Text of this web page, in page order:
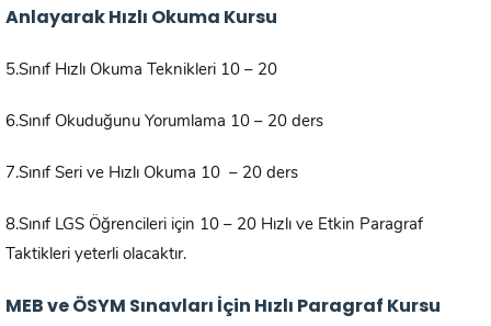
Anlayarak Hızlı Okuma Kursu
5.Sınıf Hızlı Okuma Teknikleri 10 – 20
6.Sınıf Okuduğunu Yorumlama 10 – 20 ders
7.Sınıf Seri ve Hızlı Okuma 10 – 20 ders
8.Sınıf LGS Öğrencileri için 10 – 20 Hızlı ve Etkin Paragraf
Taktikleri yeterli olacaktır.
MEB ve ÖSYM Sınavları İçin Hızlı Paragraf Kursu